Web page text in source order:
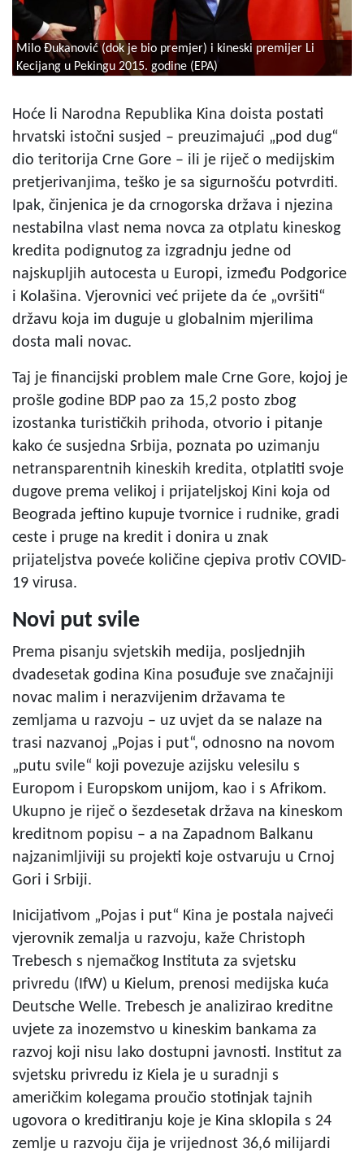
Milo Đukanović (dok je bio premjer) i kineski premijer Li
Kecijang u Pekingu 2015. godine (EPA)
Hoće li Narodna Republika Kina doista postati
hrvatski istočni susjed – preuzimajući „pod dug“
dio teritorija Crne Gore – ili je riječ o medijskim
pretjerivanjima, teško je sa sigurnošću potvrditi.
Ipak, činjenica je da crnogorska država i njezina
nestabilna vlast nema novca za otplatu kineskog
kredita podignutog za izgradnju jedne od
najskupljih autocesta u Europi, između Podgorice
i Kolašina. Vjerovnici već prijete da će „ovršiti“
državu koja im duguje u globalnim mjerilima
dosta mali novac.
Taj je financijski problem male Crne Gore, kojoj je
prošle godine BDP pao za 15,2 posto zbog
izostanka turističkih prihoda, otvorio i pitanje
kako će susjedna Srbija, poznata po uzimanju
netransparentnih kineskih kredita, otplatiti svoje
dugove prema velikoj i prijateljskoj Kini koja od
Beograda jeftino kupuje tvornice i rudnike, gradi
ceste i pruge na kredit i donira u znak
prijateljstva poveće količine cjepiva protiv COVID-
19 virusa.
Novi put svile
Prema pisanju svjetskih medija, posljednjih
dvadesetak godina Kina posuđuje sve značajniji
novac malim i nerazvijenim državama te
zemljama u razvoju – uz uvjet da se nalaze na
trasi nazvanoj „Pojas i put“, odnosno na novom
„putu svile“ koji povezuje azijsku velesilu s
Europom i Europskom unijom, kao i s Afrikom.
Ukupno je riječ o šezdesetak država na kineskom
kreditnom popisu – a na Zapadnom Balkanu
najzanimljiviji su projekti koje ostvaruju u Crnoj
Gori i Srbiji.
Inicijativom „Pojas i put“ Kina je postala najveći
vjerovnik zemalja u razvoju, kaže Christoph
Trebesch s njemačkog Instituta za svjetsku
privredu (IfW) u Kielum, prenosi medijska kuća
Deutsche Welle. Trebesch je analizirao kreditne
uvjete za inozemstvo u kineskim bankama za
razvoj koji nisu lako dostupni javnosti. Institut za
svjetsku privredu iz Kiela je u suradnji s
američkim kolegama proučio stotinjak tajnih
ugovora o kreditiranju koje je Kina sklopila s 24
zemlje u razvoju čija je vrijednost 36,6 milijardi